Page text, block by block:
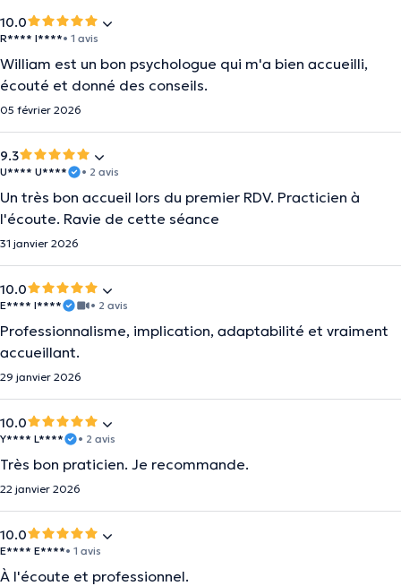
10.0
R**** I****• 1 avis
William est un bon psychologue qui m'a bien accueilli,
écouté et donné des conseils.
05 février 2026
9.3
U**** U**** • 2 avis
Un très bon accueil lors du premier RDV. Practicien à
l'écoute. Ravie de cette séance
31 janvier 2026
10.0
E**** I**** • 2 avis
Professionnalisme, implication, adaptabilité et vraiment
accueillant.
29 janvier 2026
10.0
Y**** L**** • 2 avis
Très bon praticien. Je recommande.
22 janvier 2026
10.0
E**** E****• 1 avis
À l'écoute et professionnel.